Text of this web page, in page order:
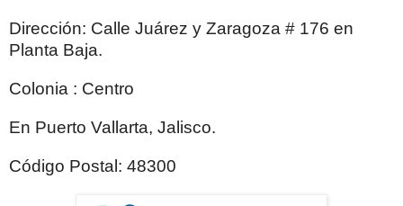
Dirección: Calle Juárez y Zaragoza # 176 en
Planta Baja.
Colonia : Centro
En Puerto Vallarta, Jalisco.
Código Postal: 48300